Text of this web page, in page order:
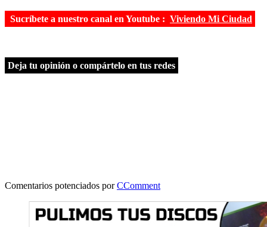
Sucríbete a nuestro canal en Youtube : Viviendo Mi Ciudad
Deja tu opinión o compártelo en tus redes
Comentarios potenciados porCComment